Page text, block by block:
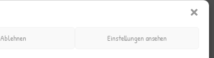
Ablehnen Einstellungen ansehen